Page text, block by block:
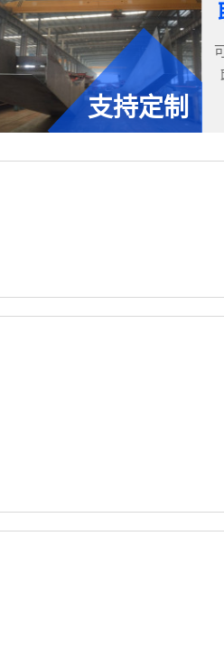
支持定制